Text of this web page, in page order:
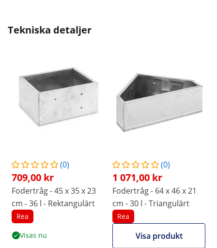
Tekniska detaljer
(0)
709,00 kr
Fodertråg - 45 x 35 x 23
cm - 36 l - Rektangulärt
Rea
Visas nu
(0)
1 071,00 kr
Fodertråg - 64 x 46 x 21
cm - 30 l - Triangulärt
Rea
Visa produkt